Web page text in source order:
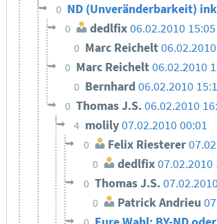
0 ND (Unveränderbarkeit)
0 dedlfix06.02.2010 15:05
0 Marc Reichelt
0 Marc Reichelt06.02.2010
0 Bernhard06.02.2010
0 Thomas J.S.06.02.2010
4 molily07.02.2010 00:01
0 Felix Riesterer
0 dedlfix 07.02.2010
0 Thomas J.S.
0 Patrick Andrieu